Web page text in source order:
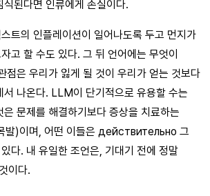
된다면 인류에게 손실이다.
트의 인플레이션이 일어나도록 두고 먼지가
고 할 수도 있다. 그 뒤 언어에는 무엇이
점은 우리가 잃게 될 것이 우리가 얻는 것보다
서 나온다. LLM이 단기적으로 유용할 수는
문제를 해결하기보다 증상을 치료하는
발)이며, 어떤 이들은 действительно 그
다. 내 유일한 조언은, 기대기 전에 정말
이다.